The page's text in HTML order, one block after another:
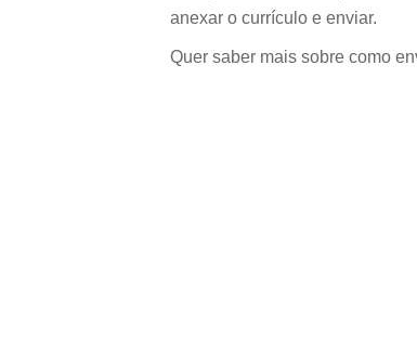
anexar o currículo e enviar.
Quer saber mais sobre como